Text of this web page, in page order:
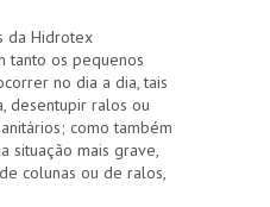
da Hidrotex
tanto os pequenos
no dia a dia, tais
desentupir ralos ou
como também
situação mais grave,
colunas ou de ralos,